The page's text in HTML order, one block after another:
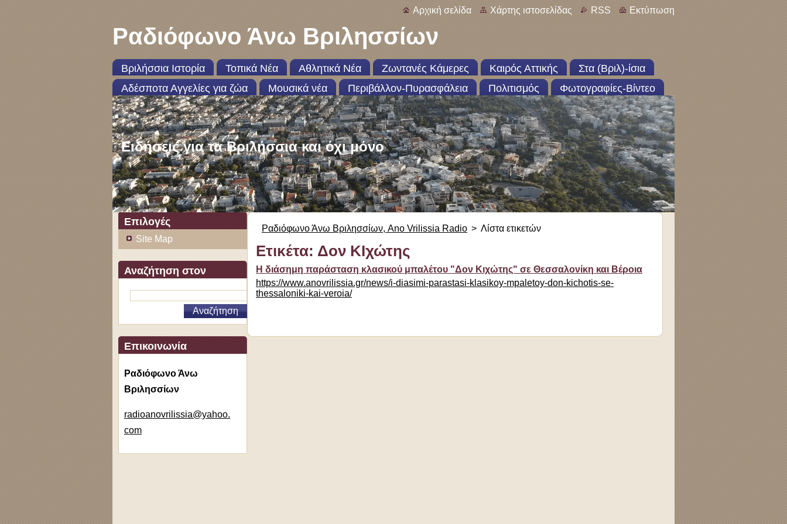
Αρχική σελίδα Χάρτης ιστοσελίδας RSS Εκτύπωση
Ραδιόφωνο Άνω Βριλησσίων
Βριλήσσια Ιστορία Τοπικά Νέα Αθλητικά Νέα Ζωντανές Κάμερες Καιρός Αττικής
Στα (Βριλ)-ίσια
Αδέσποτα Αγγελίες για ζώα
Μουσικά νέα Περιβάλλον-Πυρασφάλεια Πολιτισμός Φωτογραφίες-Βίντεο
Ειδήσεις για τα Βριλήσσια και όχι μόνο
Επιλογές
Site Map
Αναζήτηση στον
ιστότοπο
Επικοινωνία
Ραδιόφωνο Άνω
Βριλησσίων
radioanovrilissia@yahoo.
com
Ραδιόφωνο Άνω Βριλησσίων, Ano Vrilissia Radio > Λίστα ετικετών
Ετικέτα: Δον ΚΙχώτης
Η διάσημη παράσταση κλασικού μπαλέτου "Δον Κιχώτης" σε Θεσσαλονίκη και Βέροια
https://www.anovrilissia.gr/news/i-diasimi-parastasi-klasikoy-mpaletoy-don-kichotis-se-
thessaloniki-kai-veroia/